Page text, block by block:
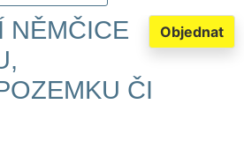
Objednat
NĚMČICE
ČI